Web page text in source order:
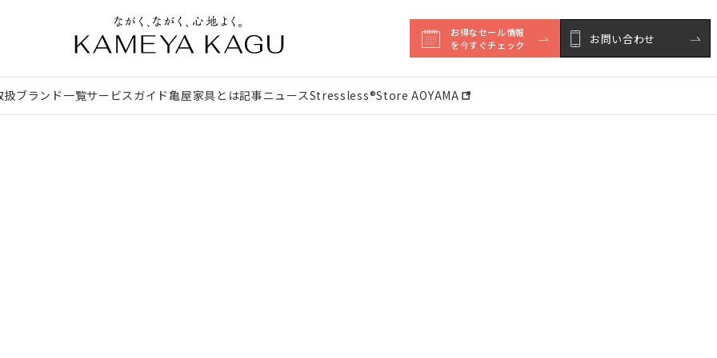
お得なセール情報
を今すぐチェック
お問い合わせ
扱ブランド一覧サービスガイド亀屋家具とは記事ニュースStressless®︎Store AOYAMA